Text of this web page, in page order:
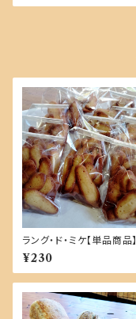
ラング・ド・ミケ【単品商品】
¥230